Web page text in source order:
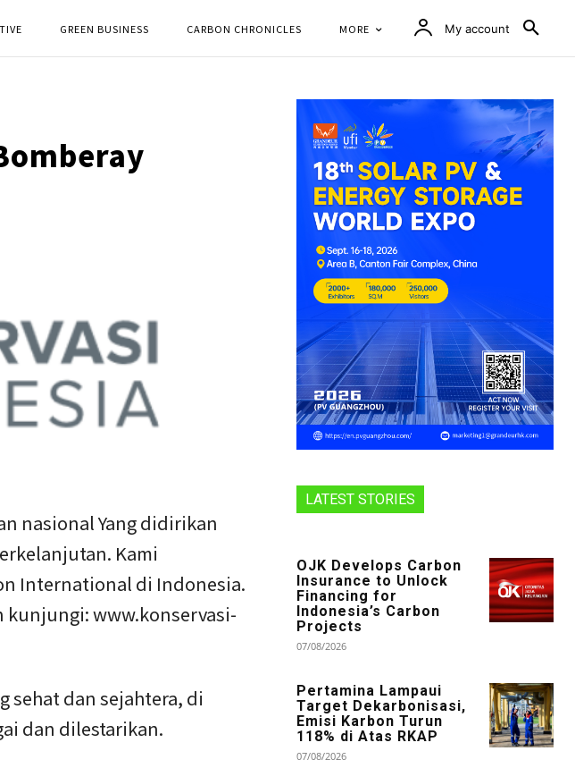
GREEN BUSINESS CARBON CHRONICLES MORE My account
nasional Yang didirikan
Kami
International di Indonesia.
www.konservasi-
sehat dan sejahtera, di
dan dilestarikan.
LATEST STORIES
OJK Develops Carbon
Insurance to Unlock
Financing for
Indonesia’s Carbon
Projects
07/08/2026
Pertamina Lampaui
Target Dekarbonisasi,
Emisi Karbon Turun
118% di Atas RKAP
07/08/2026